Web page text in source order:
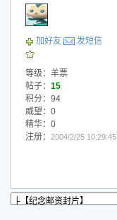
小字报
加好友 发短信
等级：羊票
帖子： 15
积分：94
威望：0
精华：0
注册： 2004/2/25 10:29:45